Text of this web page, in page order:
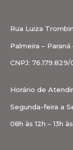
Rua Luiza
Palmeira –
CNPJ: 76.179.829/
Horário de
Segunda-feira a
08h às 12h – 13h às